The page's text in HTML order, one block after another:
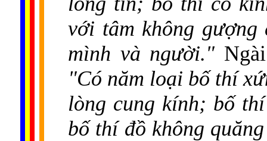
với tâm không
mình và người."
"Có năm loại bố thí
lòng cung kính; bố
bố thí đồ không